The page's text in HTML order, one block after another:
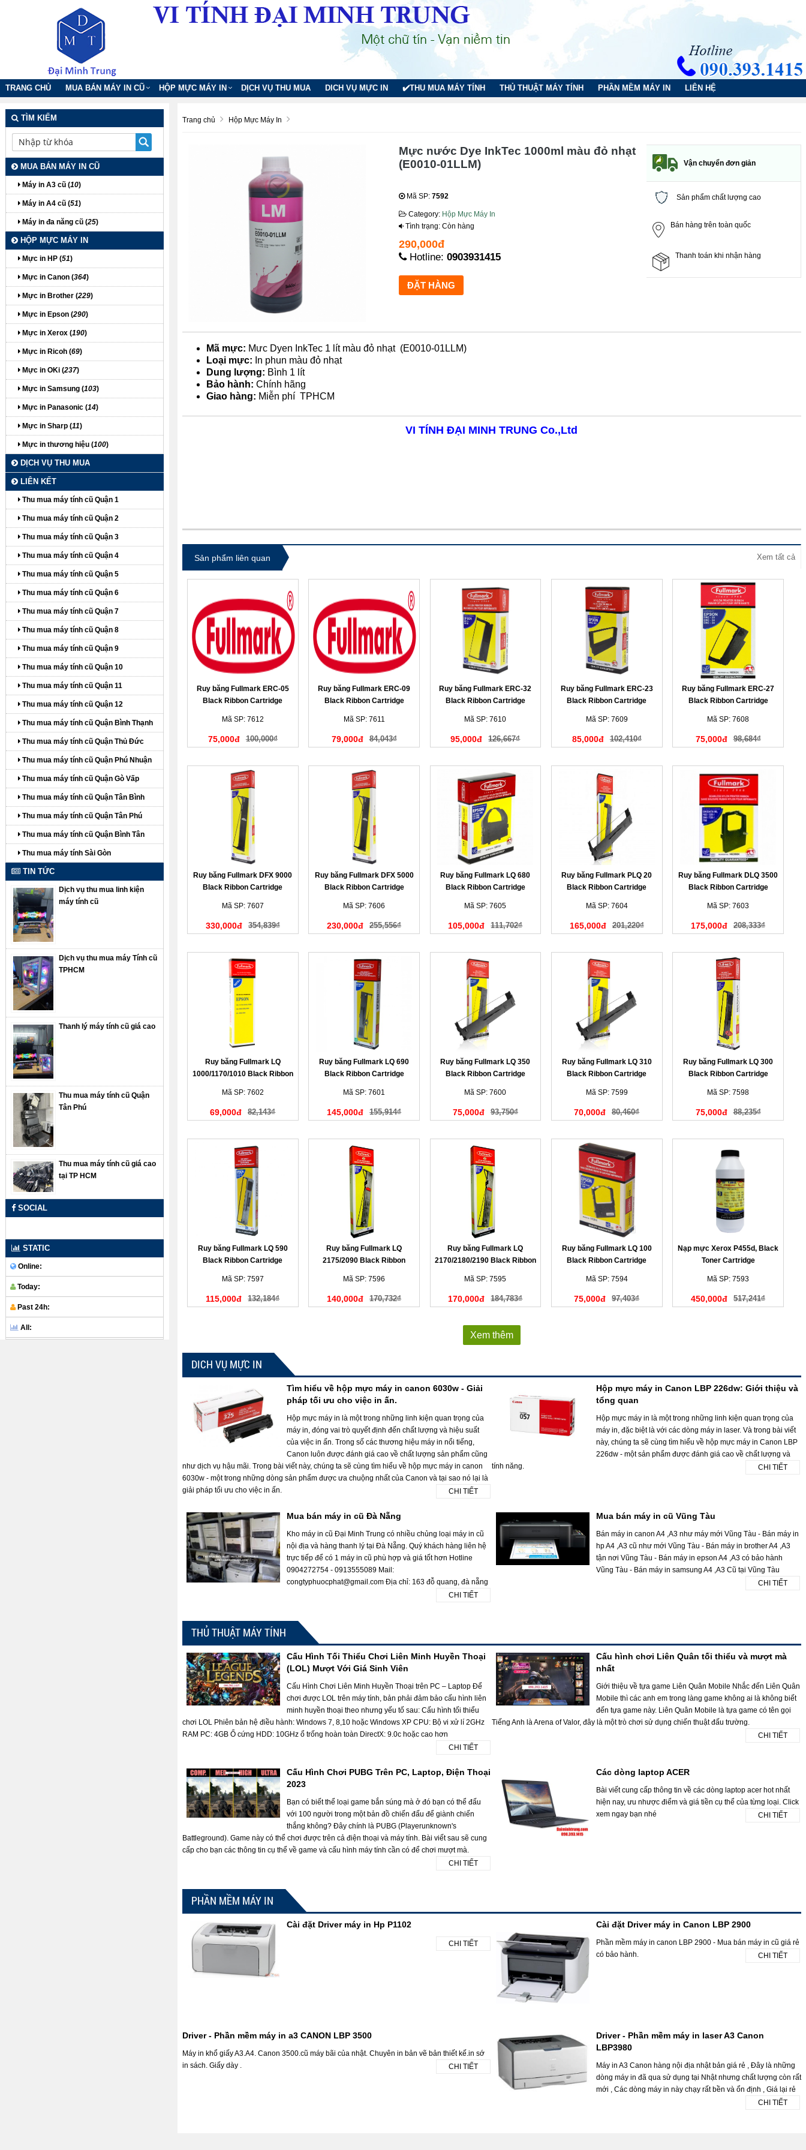
TRANG CHỦ MUA BÁN MÁY IN CŨ HỘP MỰC MÁY IN DỊCH VỤ THU MUA DICH VỤ MỰC IN ✔️THU MUA MÁY TÍNH THỦ THUẬT MÁY TÍNH PHẦN MỀM MÁY IN LIÊN HỆ
Trang chủ Hộp Mực Máy In
Mực nước Dye InkTec 1000ml màu đỏ nhạt
(E0010-01LLM)
Mã SP: 7592
Category: Hộp Mực Máy In
Tình trạng: Còn hàng
290,000đ
Hotline: 0903931415
Vận chuyển đơn giản
Sản phẩm chất lượng cao
Bán hàng trên toàn quốc
Thanh toán khi nhận hàng
Mã mực: Mưc Dyen InkTec 1 lít màu đỏ nhạt (E0010-01LLM)
Loại mực: In phun màu đỏ nhạt
Dung lượng: Bình 1 lít
Bảo hành: Chính hãng
Giao hàng: Miễn phí TPHCM
VI TÍNH ĐẠI MINH TRUNG Co.,Ltd
Sản phẩm liên quan Xem tất cả
Ruy băng Fullmark ERC-05
Black Ribbon Cartridge
Mã SP: 7612
75,000đ 100,000₫
Ruy băng Fullmark ERC-09
Black Ribbon Cartridge
Mã SP: 7611
79,000đ 84,043₫
Ruy băng Fullmark ERC-32
Black Ribbon Cartridge
Mã SP: 7610
95,000đ 126,667₫
Ruy băng Fullmark ERC-23
Black Ribbon Cartridge
Mã SP: 7609
85,000đ 102,410₫
Ruy băng Fullmark ERC-27
Black Ribbon Cartridge
Mã SP: 7608
75,000đ 98,684₫
Ruy băng Fullmark DFX 9000
Black Ribbon Cartridge
Mã SP: 7607
330,000đ 354,839₫
Ruy băng Fullmark DFX 5000
Black Ribbon Cartridge
Mã SP: 7606
230,000đ 255,556₫
Ruy băng Fullmark LQ 680
Black Ribbon Cartridge
Mã SP: 7605
105,000đ 111,702₫
Ruy băng Fullmark PLQ 20
Black Ribbon Cartridge
Mã SP: 7604
165,000đ 201,220₫
Ruy băng Fullmark DLQ 3500
Black Ribbon Cartridge
Mã SP: 7603
175,000đ 208,333₫
Ruy băng Fullmark LQ
1000/1170/1010 Black Ribbon
Mã SP: 7602
69,000đ 82,143₫
Ruy băng Fullmark LQ 690
Black Ribbon Cartridge
Mã SP: 7601
145,000đ 155,914₫
Ruy băng Fullmark LQ 350
Black Ribbon Cartridge
Mã SP: 7600
75,000đ 93,750₫
Ruy băng Fullmark LQ 310
Black Ribbon Cartridge
Mã SP: 7599
70,000đ 80,460₫
Ruy băng Fullmark LQ 300
Black Ribbon Cartridge
Mã SP: 7598
75,000đ 88,235₫
Ruy băng Fullmark LQ 590
Black Ribbon Cartridge
Mã SP: 7597
115,000đ 132,184₫
Ruy băng Fullmark LQ
2175/2090 Black Ribbon
Mã SP: 7596
140,000đ 170,732₫
Ruy băng Fullmark LQ
2170/2180/2190 Black Ribbon
Mã SP: 7595
170,000đ 184,783₫
Ruy băng Fullmark LQ 100
Black Ribbon Cartridge
Mã SP: 7594
75,000đ 97,403₫
Nạp mực Xerox P455d, Black
Toner Cartridge
Mã SP: 7593
450,000đ 517,241₫
Xem thêm
DICH VỤ MỰC IN
Tìm hiểu về hộp mực máy in canon 6030w - Giải
pháp tối ưu cho việc in ấn.
Hộp mực máy in là một trong những linh kiện quan trọng của
máy in, đóng vai trò quyết định đến chất lượng và hiệu suất
của việc in ấn. Trong số các thương hiệu máy in nổi tiếng,
Canon luôn được đánh giá cao về chất lượng sản phẩm cũng
như dịch vụ hậu mãi. Trong bài viết này, chúng ta sẽ cùng tìm hiểu về hộp mực máy in canon
6030w - một trong những dòng sản phẩm được ưa chuộng nhất của Canon và tại sao nó lại là
giải pháp tối ưu cho việc in ấn.
CHI TIẾT
Hộp mực máy in Canon LBP 226dw: Giới thiệu và
tổng quan
Hộp mực máy in là một trong những linh kiện quan trọng của
máy in, đặc biệt là với các dòng máy in laser. Và trong bài viết
này, chúng ta sẽ cùng tìm hiểu về hộp mực máy in Canon LBP
226dw - một sản phẩm được đánh giá cao về chất lượng và
tính năng.
CHI TIẾT
Mua bán máy in cũ Đà Nẵng
Kho máy in cũ Đại Minh Trung có nhiều chủng loại máy in cũ
nội địa và hàng thanh lý tại Đà Nẵng. Quý khách hàng liên hệ
trực tiếp để có 1 máy in cũ phù hợp và giá tốt hơn Hotline
0904272754 - 0913555089 Mail:
congtyphuocphat@gmail.com Địa chỉ: 163 đỗ quang, đà nẵng
CHI TIẾT
Mua bán máy in cũ Vũng Tàu
Bán máy in canon A4 ,A3 như máy mới Vũng Tàu - Bán máy in
hp A4 ,A3 cũ như mới Vũng Tàu - Bán máy in brother A4 ,A3
tận nơi Vũng Tàu - Bán máy in epson A4 ,A3 có bảo hành
Vũng Tàu - Bán máy in samsung A4 ,A3 Cũ tại Vũng Tàu
CHI TIẾT
THỦ THUẬT MÁY TÍNH
Cấu Hình Tối Thiểu Chơi Liên Minh Huyền Thoại
(LOL) Mượt Với Giá Sinh Viên
Cấu Hình Chơi Liên Minh Huyền Thoại trên PC – Laptop Để
chơi được LOL trên máy tính, bản phải đảm bảo cấu hình liên
minh huyền thoại theo nhưng yếu tố sau: Cấu hình tối thiểu
chơi LOL Phiên bản hệ điều hành: Windows 7, 8,10 hoặc Windows XP CPU: Bộ vi xử lí 2GHz
RAM PC: 4GB Ổ cứng HDD: 10GHz ổ trống hoàn toàn DirectX: 9.0c hoặc cao hơn
CHI TIẾT
Cấu hình chơi Liên Quân tối thiểu và mượt mà
nhất
Giới thiệu về tựa game Liên Quân Mobile Nhắc đến Liên Quân
Mobile thì các anh em trong làng game không ai là không biết
đến tựa game này. Liên Quân Mobile là tựa game có tên gọi
Tiếng Anh là Arena of Valor, đây là một trò chơi sử dụng chiến thuật đấu trường.
CHI TIẾT
Cấu Hình Chơi PUBG Trên PC, Laptop, Điện Thoại
2023
Bạn có biết thể loại game bắn súng mà ở đó bạn có thể đấu
với 100 người trong một bản đồ chiến đấu để giành chiến
thắng không? Đây chính là PUBG (Playerunknown's
Battleground). Game này có thể chơi được trên cả điện thoại và máy tính. Bài viết sau sẽ cung
cấp cho bạn các thông tin cụ thể về game và cấu hình máy tính cần có để chơi mượt mà.
CHI TIẾT
Các dòng laptop ACER
Bài viết cung cấp thông tin về các dòng laptop acer hot nhất
hiện nay, ưu nhược điểm và giá tiền cụ thể của từng loại. Click
xem ngay bạn nhé
CHI TIẾT
PHẦN MỀM MÁY IN
Cài đặt Driver máy in Hp P1102
CHI TIẾT
Cài đặt Driver máy in Canon LBP 2900
Phần mềm máy in canon LBP 2900 - Mua bán máy in cũ giá rẻ
có bảo hành.
CHI TIẾT
Driver - Phần mềm máy in a3 CANON LBP 3500
Máy in khổ giấy A3.A4. Canon 3500.cũ máy bãi của nhật. Chuyên in bản vẽ bản thiết kế.in sớ
in sách. Giấy dày .
CHI TIẾT
Driver - Phần mềm máy in laser A3 Canon
LBP3980
Máy in A3 Canon hàng nội địa nhật bản giá rẻ , Đây là những
dòng máy in đã qua sử dụng tại Nhật nhưng chất lượng còn rất
mới , Các dòng máy in này chạy rất bền và ổn định , Giá lại rẻ
CHI TIẾT
TÌM KIẾM
MUA BÁN MÁY IN CŨ
Máy in A3 cũ (10)
Máy in A4 cũ (51)
Máy in đa năng cũ (25)
HỘP MỰC MÁY IN
Mực in HP (51)
Mực in Canon (364)
Mực in Brother (229)
Mực in Epson (290)
Mực in Xerox (190)
Mực in Ricoh (69)
Mực in OKi (237)
Mực in Samsung (103)
Mực in Panasonic (14)
Mực in Sharp (11)
Mực in thương hiệu (100)
DỊCH VỤ THU MUA
LIÊN KẾT
Thu mua máy tính cũ Quận 1
Thu mua máy tính cũ Quận 2
Thu mua máy tính cũ Quận 3
Thu mua máy tính cũ Quận 4
Thu mua máy tính cũ Quận 5
Thu mua máy tính cũ Quận 6
Thu mua máy tính cũ Quận 7
Thu mua máy tính cũ Quận 8
Thu mua máy tính cũ Quận 9
Thu mua máy tính cũ Quận 10
Thu mua máy tính cũ Quận 11
Thu mua máy tính cũ Quận 12
Thu mua máy tính cũ Quận Bình Thạnh
Thu mua máy tính cũ Quận Thủ Đức
Thu mua máy tính cũ Quận Phú Nhuận
Thu mua máy tính cũ Quận Gò Vấp
Thu mua máy tính cũ Quận Tân Bình
Thu mua máy tính cũ Quận Tân Phú
Thu mua máy tính cũ Quận Bình Tân
Thu mua máy tính Sài Gòn
TIN TỨC
Dịch vụ thu mua linh kiện
máy tính cũ
Dịch vụ thu mua máy Tính cũ
TPHCM
Thanh lý máy tính cũ giá cao
Thu mua máy tính cũ Quận
Tân Phú
Thu mua máy tính cũ giá cao
tại TP HCM
SOCIAL
STATIC
Online:
Today:
Past 24h:
All: